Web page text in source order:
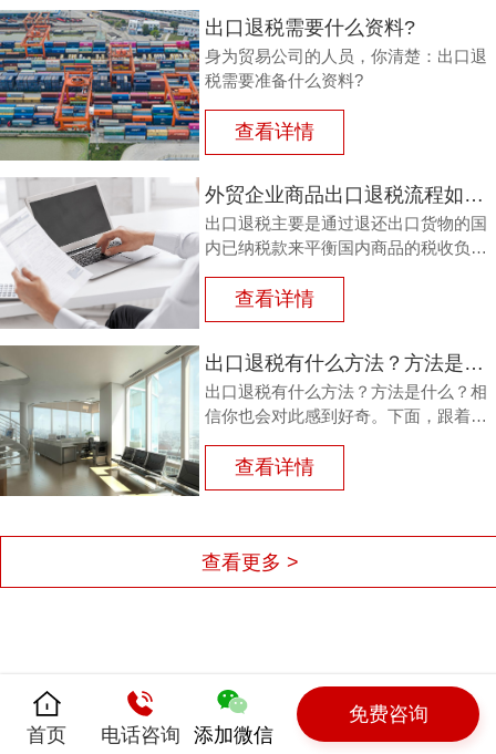
出口退税需要什么资料?
身为贸易公司的人员，你清楚：出口退
税需要准备什么资料?
查看详情
外贸企业商品出口退税流程如何？鸿裕以鞋业公司申请出口退税为例
出口退税主要是通过退还出口货物的国
内已纳税款来平衡国内商品的税收负
品出口退税流程如何？能退多少？广州
鸿裕财税以下用案例说明。
查看详情
出口退税有什么方法？方法是什么？
出口退税有什么方法？方法是什么？相
信你也会对此感到好奇。下面，跟着广
查看详情
查看更多 >
首页 电话咨询 添加微信
免费咨询